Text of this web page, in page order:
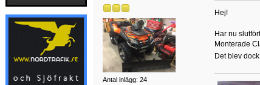
Antal inlägg: 24
Hej!
Har nu
Monterade
Det blev